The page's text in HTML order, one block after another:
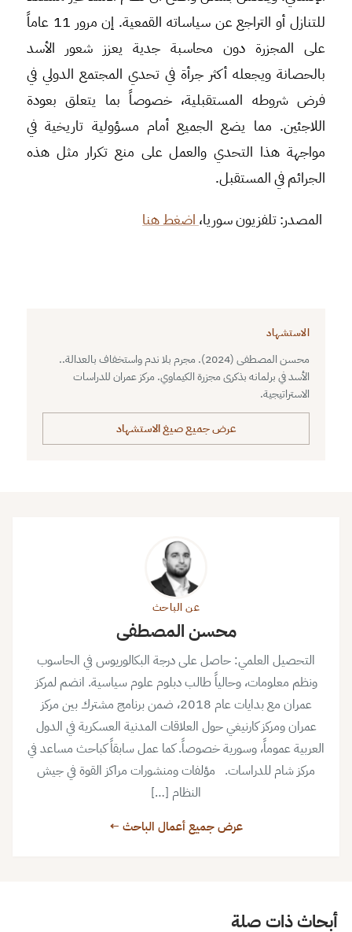
للتنازل أو التراجع عن سياساته القمعية. إن مرور 11 عاماً
على المجزرة دون محاسبة جدية يعزز شعور الأسد
بالحصانة ويجعله أكثر جرأة في تحدي المجتمع الدولي في
فرض شروطه المستقبلية، خصوصاً بما يتعلق بعودة
اللاجئين. مما يضع الجميع أمام مسؤولية تاريخية في
مواجهة هذا التحدي والعمل على منع تكرار مثل هذه
الجرائم في المستقبل.
المصدر: تلفزيون سوريا، اضغط هنا
الاستشهاد
محسن المصطفى (2024). مجرم بلا ندم واستخفاف بالعدالة..
الأسد في برلمانه بذكرى مجزرة الكيماوي. مركز عمران للدراسات
الاستراتيجية.
عرض جميع صيغ الاستشهاد
عن الباحث
محسن المصطفى
التحصيل العلمي: حاصل على درجة البكالوريوس في الحاسوب
ونظم معلومات، وحالياً طالب دبلوم علوم سياسية. انضم لمركز
عمران مع بدايات عام 2018، ضمن برنامج مشترك بين مركز
عمران ومركز كارنيغي حول العلاقات المدنية العسكرية في الدول
العربية عموماً، وسورية خصوصاً. كما عمل سابقاً كباحث مساعد في
مركز شام للدراسات. مؤلفات ومنشورات مراكز القوة في جيش
النظام […]
عرض جميع أعمال الباحث ←
أبحاث ذات صلة